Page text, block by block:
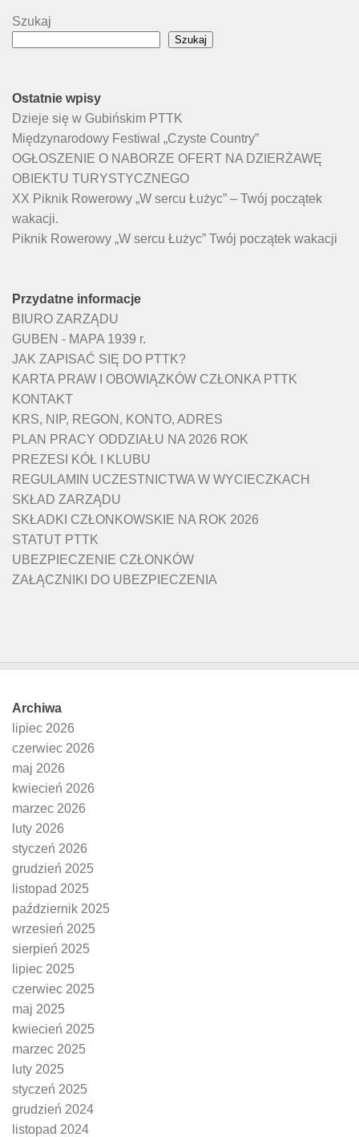
Szukaj
Szukaj
Ostatnie wpisy
Dzieje się w Gubińskim PTTK
Międzynarodowy Festiwal „Czyste Country”
OGŁOSZENIE O NABORZE OFERT NA DZIERŻAWĘ
OBIEKTU TURYSTYCZNEGO
XX Piknik Rowerowy „W sercu Łużyc” – Twój początek
wakacji.
Piknik Rowerowy „W sercu Łużyc” Twój początek wakacji
Przydatne informacje
BIURO ZARZĄDU
GUBEN - MAPA 1939 r.
JAK ZAPISAĆ SIĘ DO PTTK?
KARTA PRAW I OBOWIĄZKÓW CZŁONKA PTTK
KONTAKT
KRS, NIP, REGON, KONTO, ADRES
PLAN PRACY ODDZIAŁU NA 2026 ROK
PREZESI KÓŁ I KLUBU
REGULAMIN UCZESTNICTWA W WYCIECZKACH
SKŁAD ZARZĄDU
SKŁADKI CZŁONKOWSKIE NA ROK 2026
STATUT PTTK
UBEZPIECZENIE CZŁONKÓW
ZAŁĄCZNIKI DO UBEZPIECZENIA
Archiwa
lipiec 2026
czerwiec 2026
maj 2026
kwiecień 2026
marzec 2026
luty 2026
styczeń 2026
grudzień 2025
listopad 2025
październik 2025
wrzesień 2025
sierpień 2025
lipiec 2025
czerwiec 2025
maj 2025
kwiecień 2025
marzec 2025
luty 2025
styczeń 2025
grudzień 2024
listopad 2024